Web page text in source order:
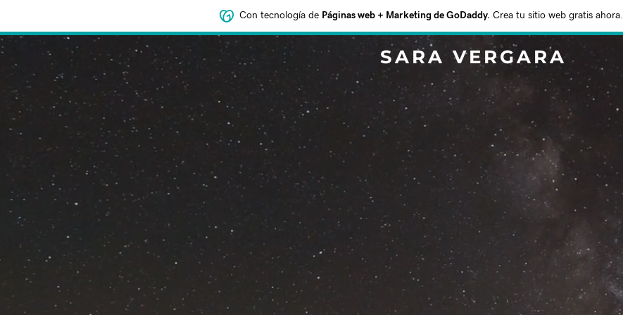
Con tecnología de Páginas web + Marketing de GoDaddy. Crea tu sitio web gratis ahora.
SARA VERGARA